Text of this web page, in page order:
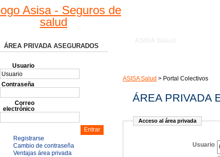
ASISA Salud > Portal Colectivos
ÁREA PRIVADA
Acceso al área privada
Usuario
ÁREA PRIVADA ASEGURADOS
Usuario
Contraseña
Correo
electrónico
Registrarse
Cambio de contraseña
Ventajas área privada